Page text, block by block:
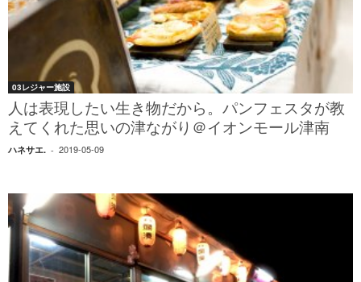
03レジャー施設
人は表現したい生き物だから。パンフェスタが教
えてくれた思いの津ながり＠イオンモール津南
ハネサエ. - 2019-05-09